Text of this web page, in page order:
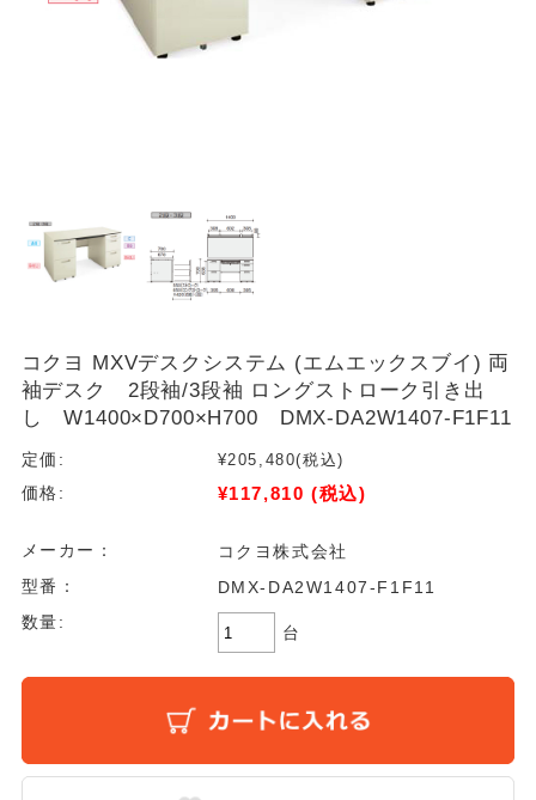
コクヨ MXVデスクシステム (エムエックスブイ) 両
袖デスク 2段袖/3段袖 ロングストローク引き出
し W1400×D700×H700 DMX-DA2W1407-F1F11
定価: ¥205,480(税込)
価格:
¥117,810 (税込)
メーカー：
コクヨ株式会社
型番：
DMX-DA2W1407-F1F11
数量:
台